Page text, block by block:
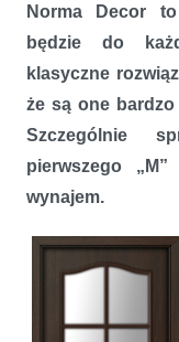
Prostota i styl – drzwi
Norma Decor
będzie do
klasyczne
że są one
Szczególnie
pierwszego
wynajem.